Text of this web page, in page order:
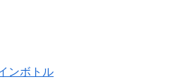
ンボトル